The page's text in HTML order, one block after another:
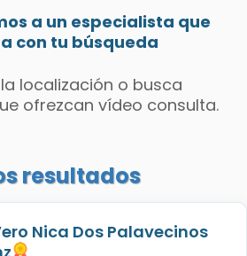
a un especialista que
con tu búsqueda
localización o busca
ofrezcan vídeo consulta.
resultados
Nica Dos Palavecinos